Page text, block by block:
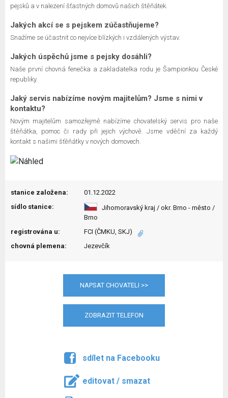
pejsků a v nalezení šťastných domovů našich štěňátek.
Jakých akcí se s pejskem zúčastňujeme?
Snažíme se účastnit co nejvíce blízkých i vzdálených výstav.
Jakých úspěchů jsme s pejsky dosáhli?
Naše první chovná fenečka a zakladatelka rodu je Šampionkou České
republiky.
Jaký servis nabízíme novým majitelům? Jsme s nimi v
kontaktu?
Novým majitelům samozřejmě nabízíme chovatelský servis pro naše
štěňátka, pomoc či rady při jejich výchově. Jsme vděční za každý
kontakt s našimi šťěňátky v nových domovech.
stanice založena:
01.12.2022
sídlo stanice:
Jihomoravský kraj / okr. Brno - město /
Brno
registrována u:
FCI (ČMKU, SKJ)
chovná plemena:
Jezevčík
NAPSAT CHOVATELI >>
ZOBRAZIT TELEFON
sdílet na Facebooku
editovat / smazat